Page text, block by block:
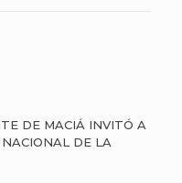
DE MACIÁ INVITÓ A
DE LA